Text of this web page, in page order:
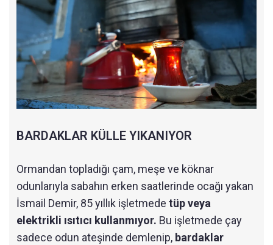
BARDAKLAR KÜLLE YIKANIYOR
Ormandan topladığı çam, meşe ve köknar
odunlarıyla sabahın erken saatlerinde ocağı yakan
İsmail Demir, 85 yıllık işletmede tüp veya
elektrikli ısıtıcı kullanmıyor. Bu işletmede çay
sadece odun ateşinde demlenip, bardaklar